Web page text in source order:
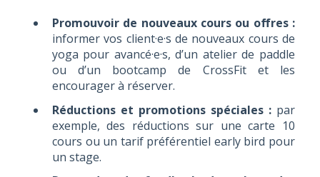
Promouvoir de nouveaux cours ou offres :
informer vos client·e·s de nouveaux cours de
yoga pour avancé·e·s, d’un atelier de paddle
ou d’un bootcamp de CrossFit et les
encourager à réserver.
Réductions et promotions spéciales :par
exemple, des réductions sur une carte 10
cours ou un tarif préférentiel early bird pour
un stage.